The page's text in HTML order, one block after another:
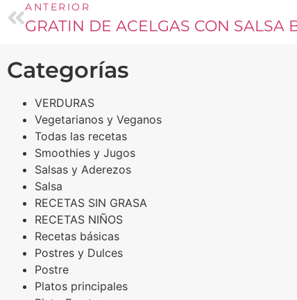
ANTERIOR
GRATIN DE ACELGAS CON SALSA
Categorías
VERDURAS
Vegetarianos y Veganos
Todas las recetas
Smoothies y Jugos
Salsas y Aderezos
Salsa
RECETAS SIN GRASA
RECETAS NIÑOS
Recetas básicas
Postres y Dulces
Postre
Platos principales